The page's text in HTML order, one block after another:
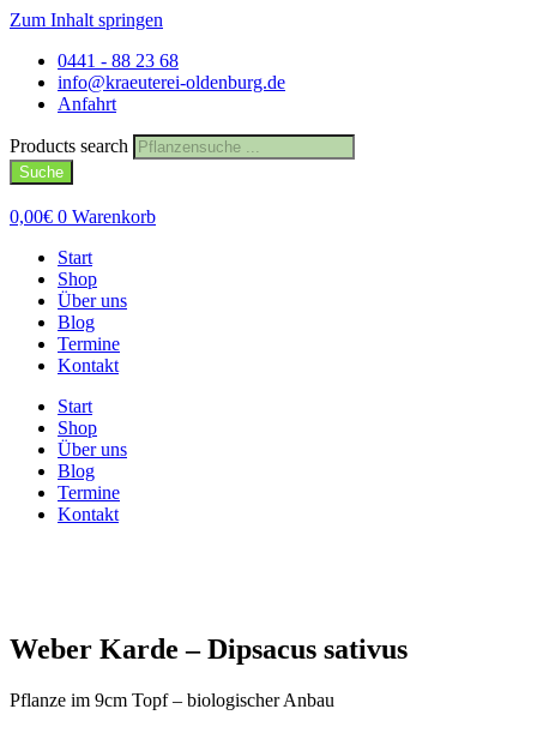
Zum Inhalt springen
0441 - 88 23 68
info@kraeuterei-oldenburg.de
Anfahrt
Products search
Suche
0,00€ 0 Warenkorb
Start
Shop
Über uns
Blog
Termine
Kontakt
Start
Shop
Über uns
Blog
Termine
Kontakt
Weber Karde – Dipsacus sativus
Pflanze im 9cm Topf – biologischer Anbau